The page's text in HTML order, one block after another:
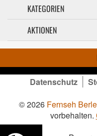
KATEGORIEN
AKTIONEN
Datenschutz
© 2026 Fernseh
vorbehalten.